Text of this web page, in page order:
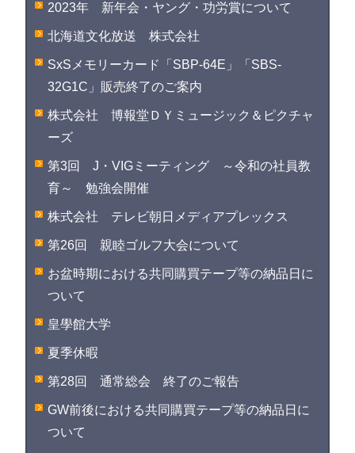
2023年 新年会・ヤング・功労賞について
北海道文化放送 株式会社
SxSメモリーカード「SBP-64E」「SBS-
32G1C」販売終了のご案内
株式会社 博報堂ＤＹミュージック＆ピクチャ
ーズ
第3回 J・VIGミーティング ～令和の社員教
育～ 勉強会開催
株式会社 テレビ朝日メディアプレックス
第26回 親睦ゴルフ大会について
お盆時期における共同購買テープ等の納品日に
ついて
皇學館大学
夏季休暇
第28回 通常総会 終了のご報告
GW前後における共同購買テープ等の納品日に
ついて